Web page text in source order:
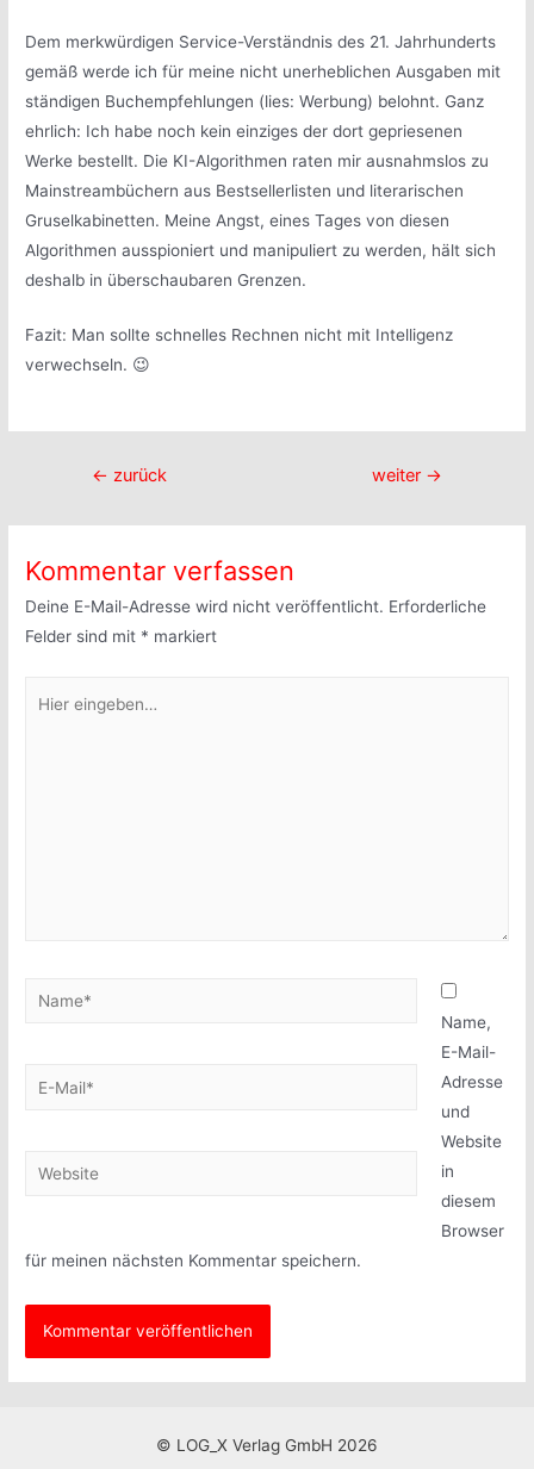
Dem merkwürdigen Service-Verständnis des 21. Jahrhunderts
gemäß werde ich für meine nicht unerheblichen Ausgaben mit
ständigen Buchempfehlungen (lies: Werbung) belohnt. Ganz
ehrlich: Ich habe noch kein einziges der dort gepriesenen
Werke bestellt. Die KI-Algorithmen raten mir ausnahmslos zu
Mainstreambüchern aus Bestsellerlisten und literarischen
Gruselkabinetten. Meine Angst, eines Tages von diesen
Algorithmen ausspioniert und manipuliert zu werden, hält sich
deshalb in überschaubaren Grenzen.
Fazit: Man sollte schnelles Rechnen nicht mit Intelligenz
verwechseln. 😉
Beitragsnavigation
← zurück weiter →
Kommentar verfassen
Deine E-Mail-Adresse wird nicht veröffentlicht. Erforderliche
Felder sind mit * markiert
eingeben…
Name*
E-
Website
Name,
E-Mail-
Adresse
und
Website
in
diesem
Browser
für meinen nächsten Kommentar speichern.
© LOG_X Verlag GmbH 2026